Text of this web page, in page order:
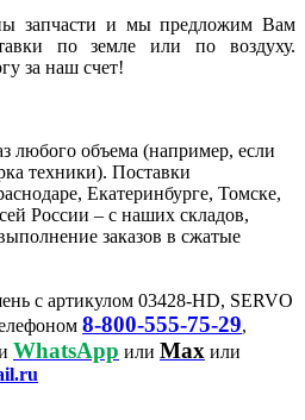
запчасти и мы предложим Вам
по земле или по воздуху.
за наш счет!
любого объема (например, если
техники). Поставки
Екатеринбурге, Томске,
России – с наших складов,
заказов в сжатые
с артикулом 03428-HD, SERVO
8-800-555-75-29,
WhatsApp или Max или